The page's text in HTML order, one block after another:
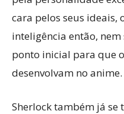
cara pelos seus ideais,
inteligência então, nem
ponto inicial para que
desenvolvam no anime.
Sherlock também já se